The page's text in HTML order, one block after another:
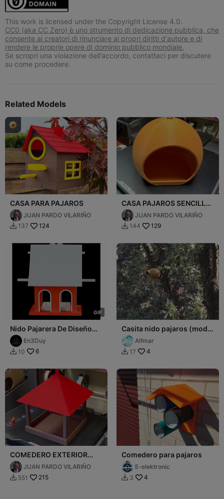
This work is licensed under the Copyright License 4.0.
CC0 (aka CC Zero) è uno strumento di dedicazione pubblica, che
consente ai creatori di rinunciare ai propri diritti d'autore e di
rendere le proprie opere di dominio pubblico mondiale.
Se scropri una violazione dell'accordo, contattaci per discutere
su come procedere.
Related Models
CASA PARA PAJAROS
JUAN PARDO VILARIÑO
 137 124
CASA PAJAROS SENCILLA
v2
JUAN PARDO VILARIÑO
 144 129
GIF
Nido Pajarera De Diseño
Para Exterior Refugio Aves
En3Duy
 10 6
Casita nido pajaros (mod
iglu)Alfmar
 17 4
COMEDERO EXTERIOR
PARA PAJAROS
JUAN PARDO VILARIÑO
 551 215
Comedero para pajaros
E-elektronic
 3 4